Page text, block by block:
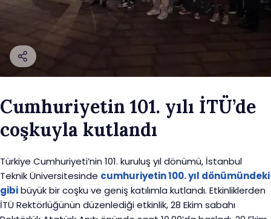
Cumhuriyetin 101. yılı İTÜ’de
coşkuyla kutlandı
Türkiye Cumhuriyeti’nin 101. kuruluş yıl dönümü, İstanbul
Teknik Üniversitesinde cumhuriyetin 100. yıl dönümündeki
gibibüyük bir coşku ve geniş katılımla kutlandı. Etkinliklerden
İTÜ Rektörlüğünün düzenlediği etkinlik, 28 Ekim sabahı